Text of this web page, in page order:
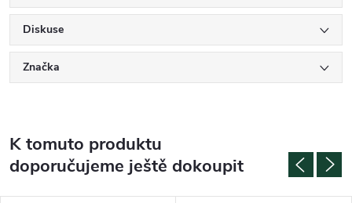
Diskuse
Značka
K tomuto produktu
doporučujeme ještě dokoupit